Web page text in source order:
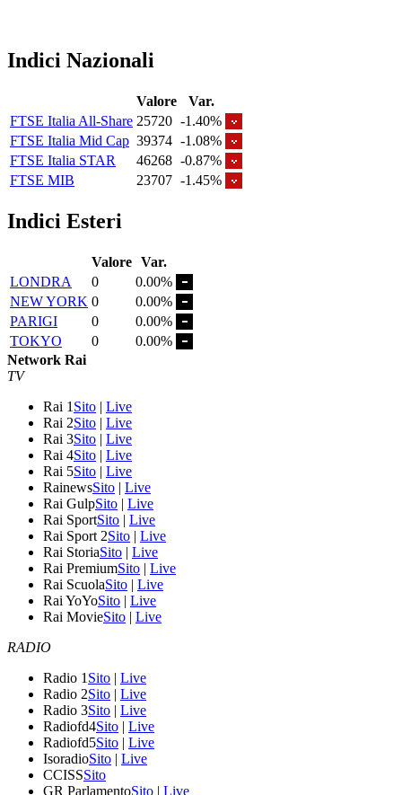
Indici Nazionali
Valore
Var.
FTSE Italia All-Share 25720 -1.40%
FTSE Italia Mid Cap 39374 -1.08%
FTSE Italia STAR
46268 -0.87%
FTSE MIB
23707 -1.45%
Indici Esteri
Valore Var.
LONDRA
0
0.00%
NEW YORK 0
0.00%
PARIGI
0
0.00%
TOKYO
0
0.00%
Network Rai
TV
Rai 1 Sito | Live
Rai 2Sito | Live
Rai 3Sito | Live
Rai 4Sito | Live
Rai 5Sito | Live
RainewsSito | Live
Rai GulpSito | Live
Rai SportSito | Live
Rai Sport 2Sito | Live
Rai StoriaSito | Live
Rai PremiumSito | Live
Rai ScuolaSito | Live
Rai YoYoSito | Live
Rai MovieSito | Live
RADIO
Radio 1 Sito | Live
Radio 2Sito | Live
Radio 3Sito | Live
Radiofd4Sito | Live
Radiofd5Sito | Live
IsoradioSito | Live
CCISSSito
GR ParlamentoSito | Live